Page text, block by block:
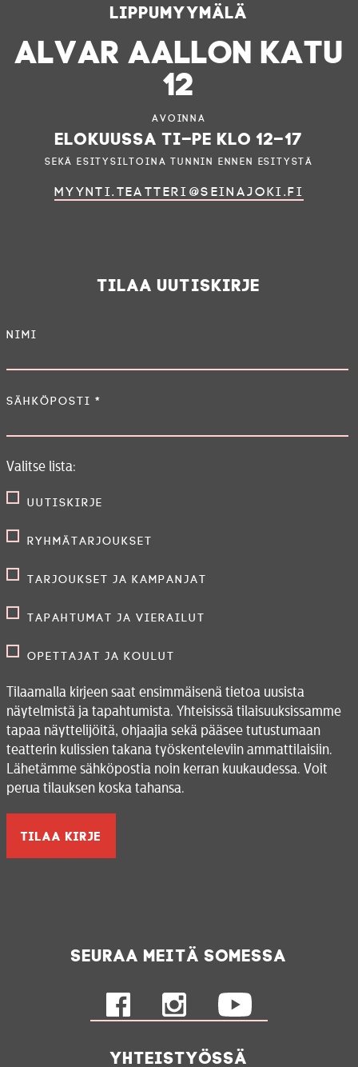
Lippumyymälä
ALVAR AALLON KATU
12
Avoinna
elokuussa ti–pe klo 12–17
sekä esitysiltoina tunnin ennen esitystä
myynti.teatteri@seinajoki.fi
Tilaa uutiskirje
Nimi
Sähköposti *
Valitse lista:
Uutiskirje
Ryhmätarjoukset
Tarjoukset ja kampanjat
Tapahtumat ja vierailut
Opettajat ja koulut
Tilaamalla kirjeen saat ensimmäisenä tietoa uusista
näytelmistä ja tapahtumista. Yhteisissä tilaisuuksissamme
tapaa näyttelijöitä, ohjaajia sekä pääsee tutustumaan
teatterin kulissien takana työskenteleviin ammattilaisiin.
Lähetämme sähköpostia noin kerran kuukaudessa. Voit
perua tilauksen koska tahansa.
Seuraa meitä somessa
Yhteistyössä